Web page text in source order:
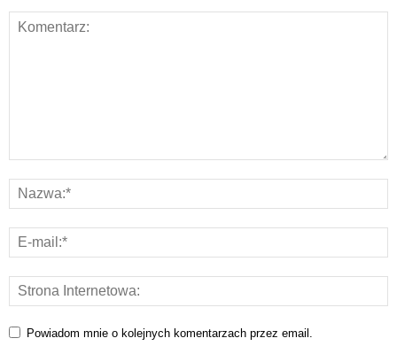
Powiadom mnie o kolejnych komentarzach przez email.